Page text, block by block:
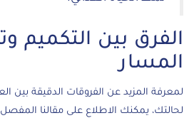
الفرق بين التكميم
المسار
لحالتك، يمكنك الاطلاع على مقالنا